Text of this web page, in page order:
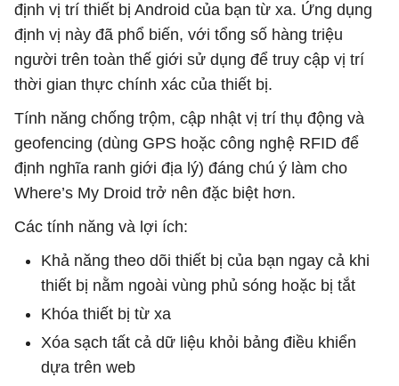
định vị trí thiết bị Android của bạn từ xa. Ứng dụng
định vị này đã phổ biến, với tổng số hàng triệu
người trên toàn thế giới sử dụng để truy cập vị trí
thời gian thực chính xác của thiết bị.
Tính năng chống trộm, cập nhật vị trí thụ động và
geofencing (dùng GPS hoặc công nghệ RFID để
định nghĩa ranh giới địa lý) đáng chú ý làm cho
Where’s My Droid trở nên đặc biệt hơn.
Các tính năng và lợi ích:
Khả năng theo dõi thiết bị của bạn ngay cả khi
thiết bị nằm ngoài vùng phủ sóng hoặc bị tắt
Khóa thiết bị từ xa
Xóa sạch tất cả dữ liệu khỏi bảng điều khiển
dựa trên web